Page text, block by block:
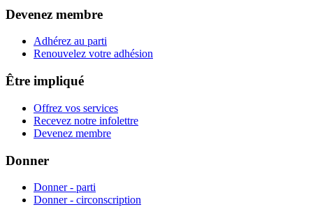
Devenez membre
Adhérez au parti
Renouvelez votre adhésion
Être impliqué
Offrez vos services
Recevez notre infolettre
Devenez membre
Donner
Donner - parti
Donner - circonscription